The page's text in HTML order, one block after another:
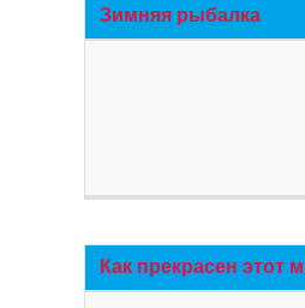
Зимняя рыбалка
Как прекрасен этот